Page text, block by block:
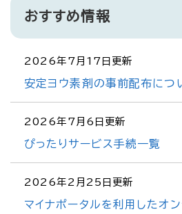
す
おすすめ情報
2026年7月17日更新
安定ヨウ素剤の事前配布につ
2026年7月6日更新
ぴったりサービス手続一覧
2026年2月25日更新
マイナポータルを利用したオ